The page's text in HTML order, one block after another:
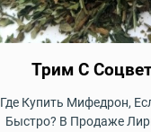
Трим С
Где Купить Мифедрон,
Быстро? В Продаже